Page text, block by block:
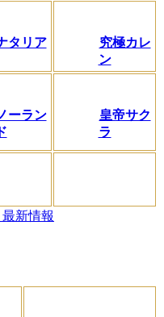
タリア
究極カレ
ン
ーラン
ド
皇帝サク
ラ
新情報